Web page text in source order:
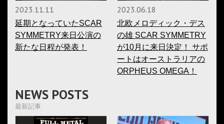
2023.11.11
延期となっていたSCAR
SYMMETRY来日公演の
新たな日程が発表！
2023.06.18
北欧メロディック・デス
の雄 SCAR SYMMETRY
が10月に来日決定！ サポ
ートはオーストラリアの
ORPHEUS OMEGA！
NEWS POSTS
最新記事